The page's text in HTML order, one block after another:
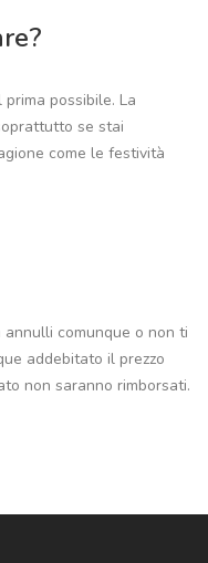
possibile. La
se stai
come le festività
comunque o non ti
addebitato il prezzo
non saranno rimborsati.